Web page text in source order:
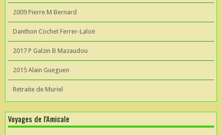
2009 Pierre M Bernard
Danthon Cochet Ferrer-Laloë
2017 P Galzin B Mazaudou
2015 Alain Gueguen
Retraite de Muriel
Voyages de l'Amicale